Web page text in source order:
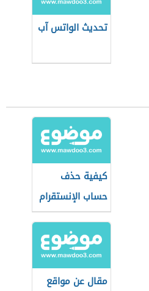
تحديث الواتس آب
كيفية حذف
حساب الإنستقرام
مقال عن مواقع